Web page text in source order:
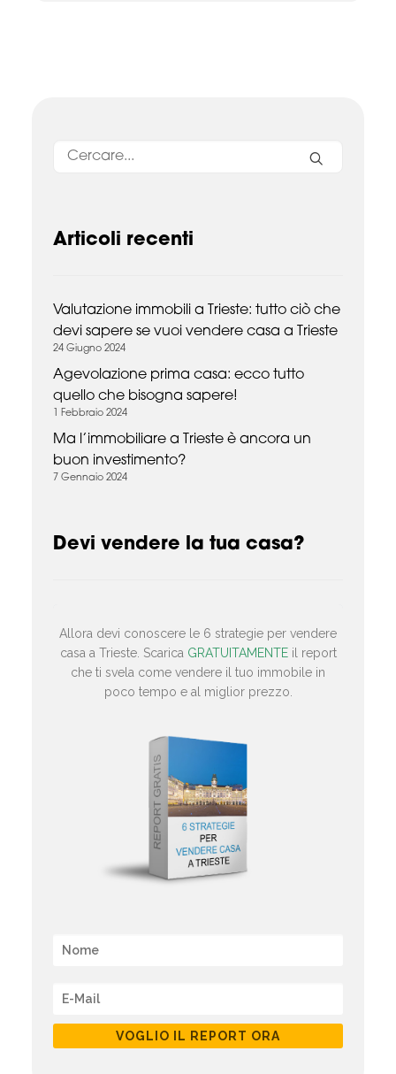
Articoli recenti
Valutazione immobili a Trieste: tutto ciò che
devi sapere se vuoi vendere casa a Trieste
24 Giugno 2024
Agevolazione prima casa: ecco tutto
quello che bisogna sapere!
1 Febbraio 2024
Ma l’immobiliare a Trieste è ancora un
buon investimento?
7 Gennaio 2024
Devi vendere la tua casa?
Allora devi conoscere le 6 strategie per vendere
casa a Trieste. Scarica GRATUITAMENTEil report
che ti svela come vendere il tuo immobile in
poco tempo e al miglior prezzo.
VOGLIO IL REPORT ORA